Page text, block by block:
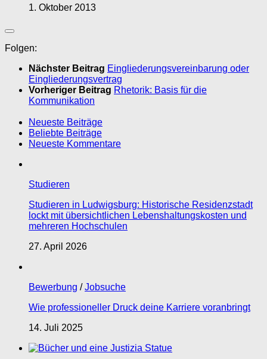
1. Oktober 2013
Folgen:
Nächster Beitrag Eingliederungsvereinbarung oder
Eingliederungsvertrag
Vorheriger Beitrag Rhetorik: Basis für die
Kommunikation
Neueste Beiträge
Beliebte Beiträge
Neueste Kommentare
Studieren
Studieren in Ludwigsburg: Historische Residenzstadt
lockt mit übersichtlichen Lebenshaltungskosten und
mehreren Hochschulen
27. April 2026
Bewerbung / Jobsuche
Wie professioneller Druck deine Karriere voranbringt
14. Juli 2025